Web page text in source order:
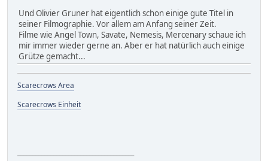
Und Olivier Gruner hat eigentlich schon einige gute Titel in
seiner Filmographie. Vor allem am Anfang seiner Zeit.
Filme wie Angel Town, Savate, Nemesis, Mercenary schaue ich
mir immer wieder gerne an. Aber er hat natürlich auch einige
Grütze gemacht...
Scarecrows Area
Scarecrows Einheit